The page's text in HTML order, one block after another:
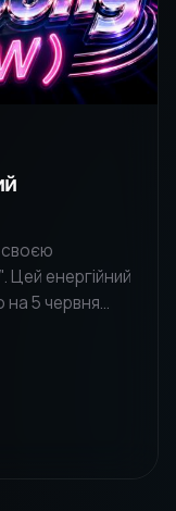
своєю
Цей енергійний
на 5 червня
для